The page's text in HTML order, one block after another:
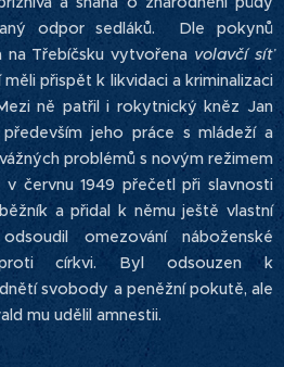
odpor sedláků. Dle pokynů
Třebíčsku vytvořena volavčí síť
přispět k likvidaci a kriminalizaci
ně patřil i rokytnický kněz Jan
především jeho práce s mládeží a
problémů s novým režimem
červnu 1949 přečetl při slavnosti
a přidal k němu ještě vlastní
omezování náboženské
církvi. Byl odsouzen k
svobody a peněžní pokutě, ale
mu udělil amnestii.